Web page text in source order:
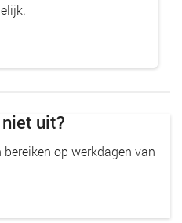
uit?
op werkdagen van